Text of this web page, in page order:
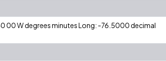
00 W degrees minutes Long: -76.5000 decimal